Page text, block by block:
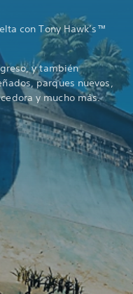
con Tony Hawk’s™
y también
parques nuevos,
y mucho más.